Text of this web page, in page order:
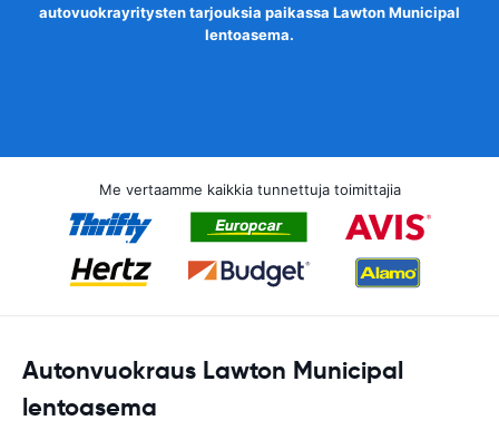
autovuokrayritysten tarjouksia paikassa Lawton Municipal
lentoasema.
Me vertaamme kaikkia tunnettuja toimittajia
Autonvuokraus Lawton Municipal
lentoasema